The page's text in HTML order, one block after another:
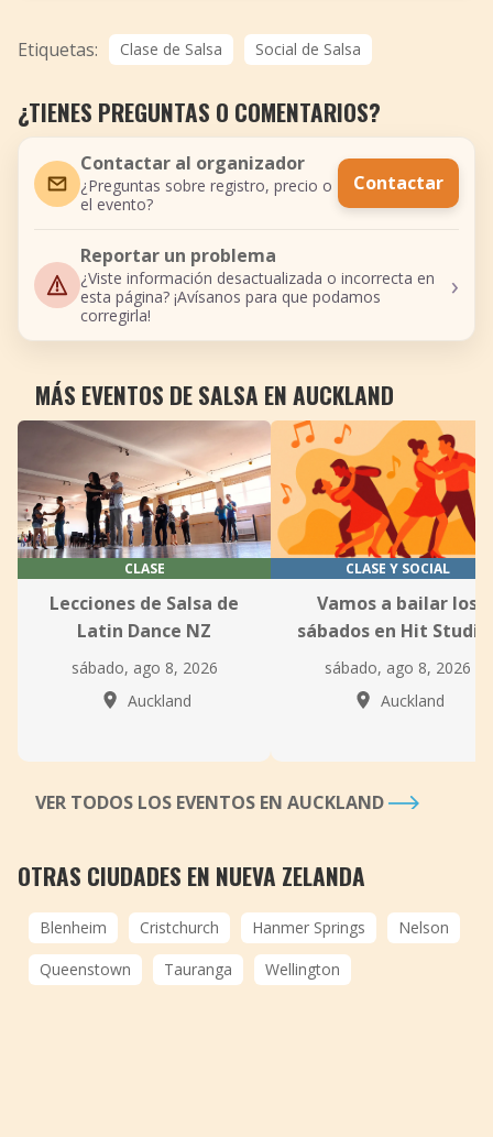
Etiquetas: Clase de Salsa Social de Salsa
¿TIENES PREGUNTAS O COMENTARIOS?
Contactar al organizador
¿Preguntas sobre registro, precio o
el evento?
Contactar
Reportar un problema
¿Viste información desactualizada o incorrecta en
esta página? ¡Avísanos para que podamos
corregirla!
›
MÁS EVENTOS DE SALSA EN AUCKLAND
CLASE
Lecciones de Salsa de
Latin Dance NZ
sábado, ago 8, 2026
Auckland
CLASE Y SOCIAL
Vamos a bailar los
sábados en Hit
sábado, ago 8, 2026
Auckland
VER TODOS LOS EVENTOS EN AUCKLAND
OTRAS CIUDADES EN NUEVA ZELANDA
Blenheim Cristchurch Hanmer Springs
Nelson
Queenstown
Tauranga Wellington